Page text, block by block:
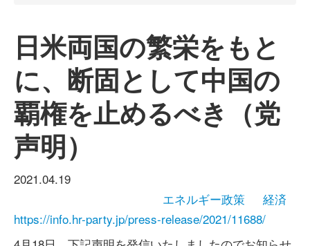
日米両国の繁栄をもと
に、断固として中国の
覇権を止めるべき（党
声明）
2021.04.19
エネルギー政策
経済
https://info.hr-party.jp/press-release/2021/11688/